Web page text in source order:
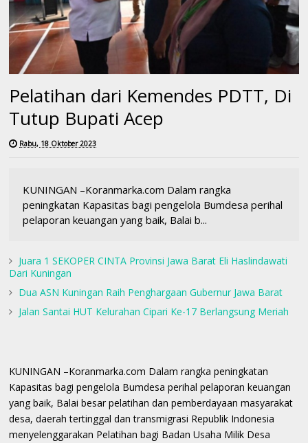
Pelatihan dari Kemendes PDTT, Di
Tutup Bupati Acep
Rabu, 18 Oktober 2023
KUNINGAN –Koranmarka.com Dalam rangka
peningkatan Kapasitas bagi pengelola Bumdesa perihal
pelaporan keuangan yang baik, Balai b...
Juara 1 SEKOPER CINTA Provinsi Jawa Barat Eli Haslindawati
Dari Kuningan
Dua ASN Kuningan Raih Penghargaan Gubernur Jawa Barat
Jalan Santai HUT Kelurahan Cipari Ke-17 Berlangsung Meriah
KUNINGAN –Koranmarka.com Dalam rangka peningkatan
Kapasitas bagi pengelola Bumdesa perihal pelaporan keuangan
yang baik, Balai besar pelatihan dan pemberdayaan masyarakat
desa, daerah tertinggal dan transmigrasi Republik Indonesia
menyelenggarakan Pelatihan bagi Badan Usaha Milik Desa